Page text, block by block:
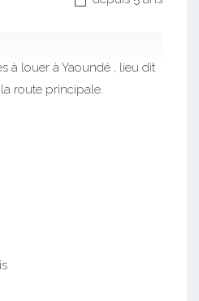
à louer à Yaoundé , lieu dit
route principale.